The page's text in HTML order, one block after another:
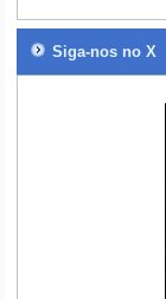
Siga-nos no X